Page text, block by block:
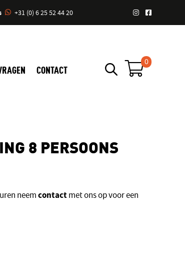
+31 (0) 6 25 52 44 20
CONTACT
0
8 PERSOONS
neemcontactmet ons op voor een